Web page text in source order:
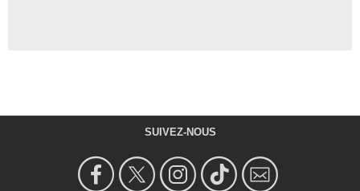
SUIVEZ-NOUS